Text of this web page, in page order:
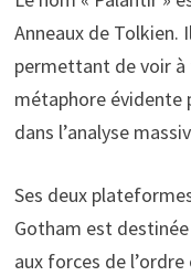
Anneaux de Tolkien.
permettant de voir à
métaphore évidente
dans l’analyse
Ses deux
Gotham est
aux forces de